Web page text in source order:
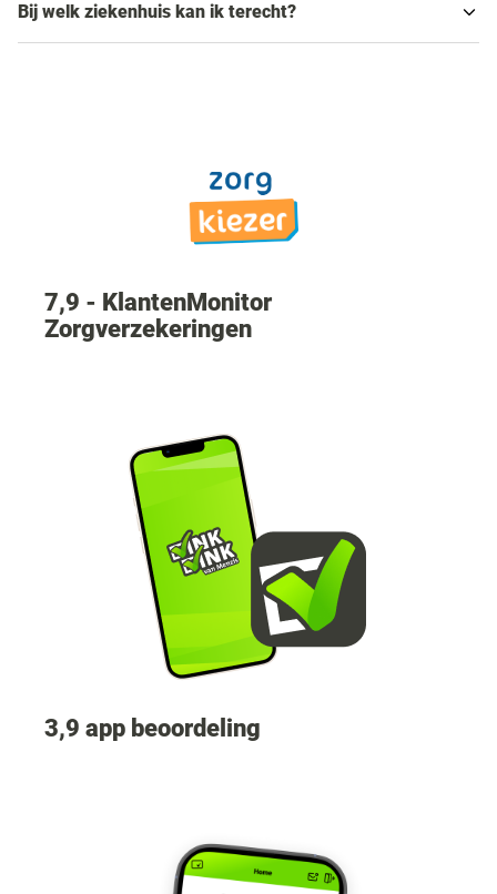
Bij welk ziekenhuis kan ik terecht?
7,9 - KlantenMonitor
Zorgverzekeringen
3,9 app beoordeling